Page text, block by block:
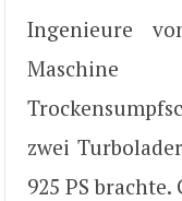
Ingenieure
zwei
925 PS